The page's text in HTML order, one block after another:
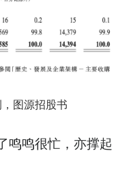
图源招股书
鸣鸣很忙，亦撑起